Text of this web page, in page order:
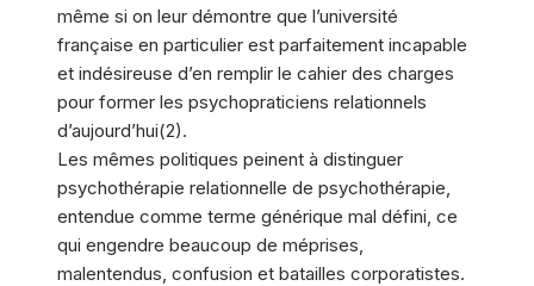
même si on leur démontre que l’université
française en particulier est parfaitement incapable
et indésireuse d’en remplir le cahier des charges
pour former les psychopraticiens relationnels
d’aujourd’hui(2).
Les mêmes politiques peinent à distinguer
psychothérapie relationnelle de psychothérapie,
entendue comme terme générique mal défini, ce
qui engendre beaucoup de méprises,
malentendus, confusion et batailles corporatistes.